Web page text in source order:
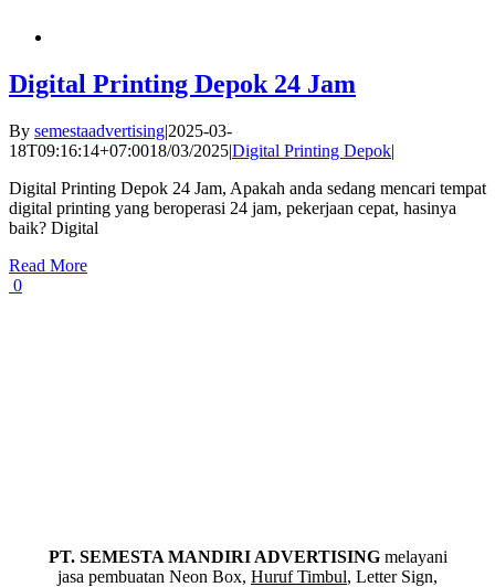
Digital Printing Depok 24 Jam
By semestaadvertising|2025-03-
18T09:16:14+07:0018/03/2025|Digital Printing Depok|
Digital Printing Depok 24 Jam, Apakah anda sedang mencari tempat
digital printing yang beroperasi 24 jam, pekerjaan cepat, hasinya
baik? Digital
Read More
0
PT. SEMESTA MANDIRI ADVERTISINGmelayani
jasa pembuatan Neon Box, Huruf Timbul, Letter Sign,